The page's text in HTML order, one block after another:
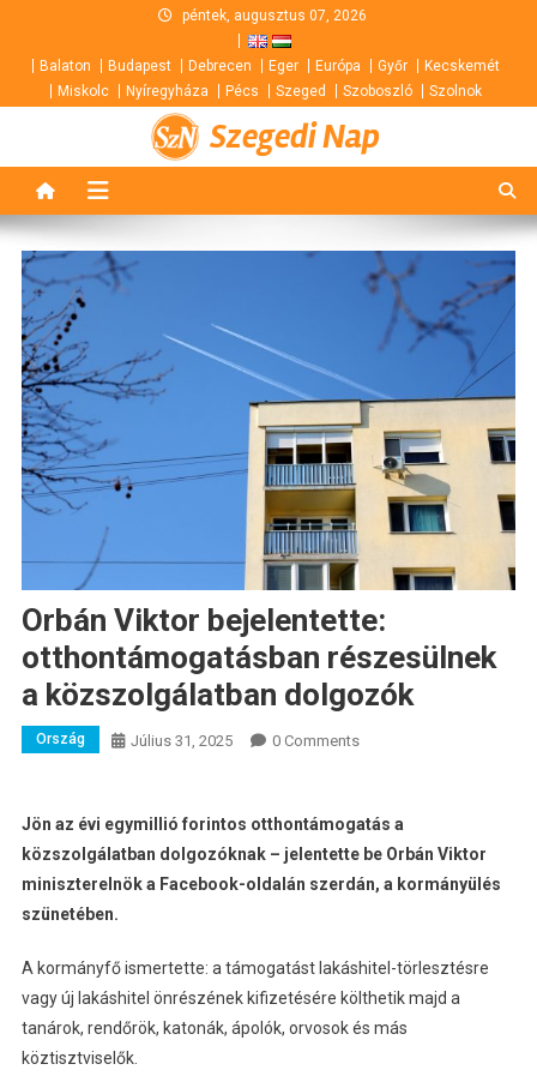
content
péntek, augusztus 07, 2026
Balaton Budapest Debrecen Eger Európa Győr
Kecskemét
Miskolc
Nyíregyháza Pécs Szeged Szoboszló Szolnok
Szegedi Nap
Orbán Viktor bejelentette:
otthontámogatásban részesülnek
a közszolgálatban dolgozók
Ország Július 31, 2025 0 Comments
Jön az évi egymillió forintos otthontámogatás a
közszolgálatban dolgozóknak – jelentette be Orbán Viktor
miniszterelnök a Facebook-oldalán szerdán, a kormányülés
szünetében.
A kormányfő ismertette: a támogatást lakáshitel-törlesztésre
vagy új lakáshitel önrészének kifizetésére költhetik majd a
tanárok, rendőrök, katonák, ápolók, orvosok és más
köztisztviselők.